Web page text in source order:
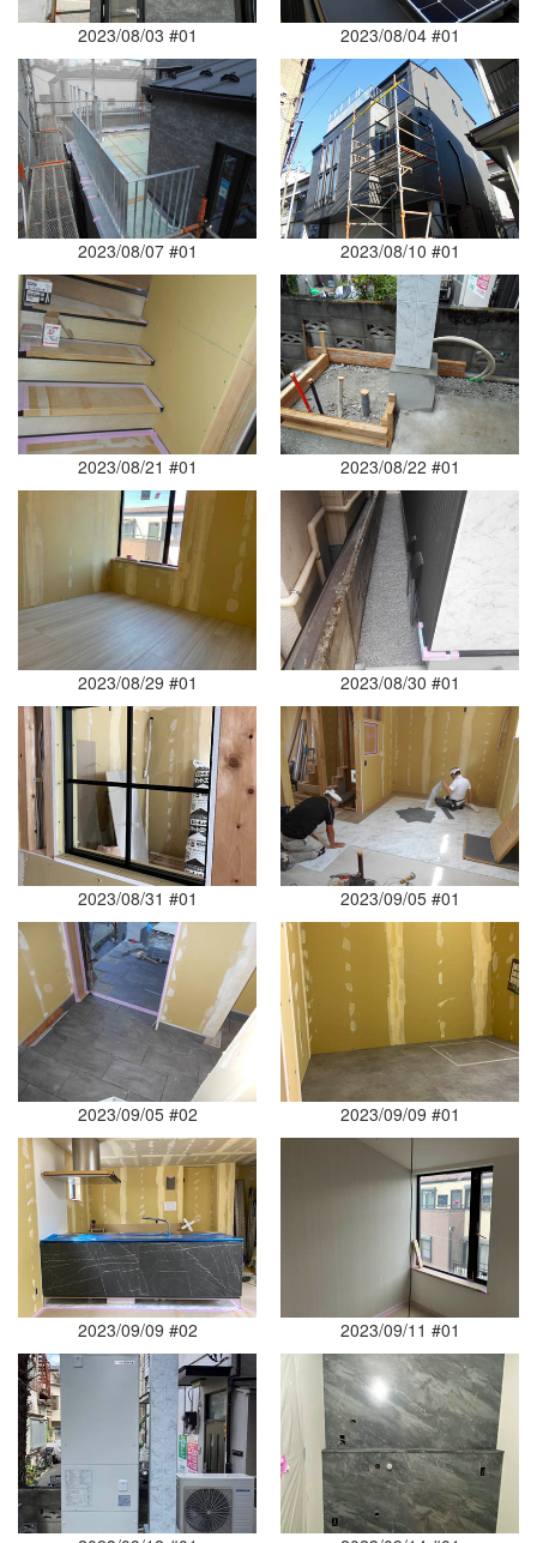
2023/08/03 #01 2023/08/04 #01
2023/08/07 #01 2023/08/10 #01
2023/08/21 #01 2023/08/22 #01
2023/08/29 #01 2023/08/30 #01
2023/08/31 #01 2023/09/05 #01
2023/09/05 #02 2023/09/09 #01
2023/09/09 #02 2023/09/11 #01